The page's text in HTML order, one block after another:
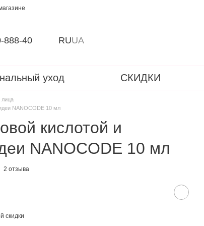
888-40 RUUA
уход СКИДКИ
лица
NANOCODE 10 мл
кислотой и
NANOCODE 10 мл
2 отзыва
скидки